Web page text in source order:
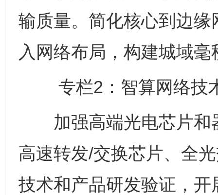
输质量。简化核心到边
入网络布局，构建城域
专栏2：智算网络技
加强高端光电芯片和
高速转发/交换芯片、全
技术和产品研发验证，